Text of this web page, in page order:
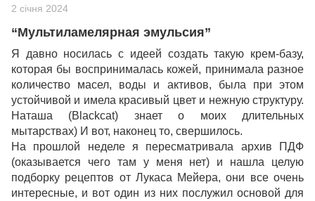
2 січня 2024
“Мультиламелярная эмульсия”
Я давно носилась с идеей создать такую крем-базу,
которая бы воспринималась кожей, принимала разное
количество масел, воды и активов, была при этом
устойчивой и имела красивый цвет и нежную структуру.
Наташа (Blackcat) знает о моих длительных
мытарствах) И вот, наконец то, свершилось.
На прошлой неделе я пересматривала архив ПДФ
(оказывается чего там у меня нет) и нашла целую
подборку рецептов от Лукаса Мейера, они все очень
интересные, и вот один из них послужил основой для